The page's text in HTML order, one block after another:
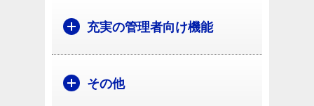
充実の管理者向け機能
その他